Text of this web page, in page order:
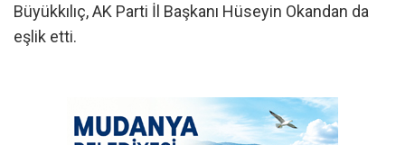
Büyükkılıç, AK Parti İl Başkanı Hüseyin Okandan da
eşlik etti.